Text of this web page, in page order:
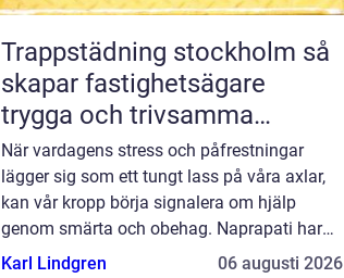
Trappstädning stockholm så
skapar fastighetsägare
trygga och trivsamma
trapphus
När vardagens stress och påfrestningar
lägger sig som ett tungt lass på våra axlar,
kan vår kropp börja signalera om hjälp
genom smärta och obehag. Naprapati har
under lång tid varit en framg&ari...
Karl Lindgren 06 augusti 2026